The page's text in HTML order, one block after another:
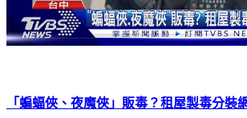
「蝙蝠俠、夜魔俠」販毒？租屋製毒分裝